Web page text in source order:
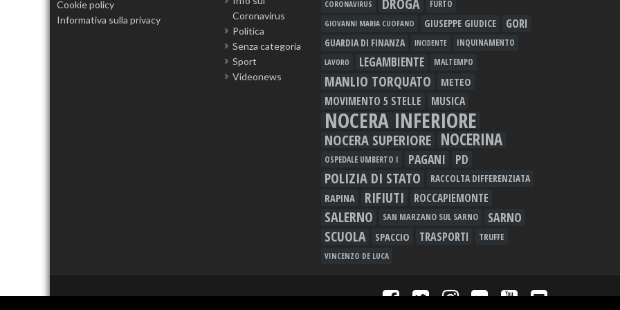
Cookie policy
Informativa sulla privacy
Coronavirus
Politica
Senza categoria
Sport
Videonews
CORONAVIRUS DROGA FURTO
GIOVANNI MARIA CUOFANO GIUSEPPE GIUDICE GORI
GUARDIA DI FINANZA INCIDENTE INQUINAMENTO
LAVORO LEGAMBIENTE MALTEMPO
MANLIO TORQUATO METEO
MOVIMENTO 5 STELLE MUSICA
NOCERA INFERIORE
NOCERA SUPERIORE NOCERINA
OSPEDALE UMBERTO I PAGANI PD
POLIZIA DI STATO RACCOLTA DIFFERENZIATA
RAPINA RIFIUTI ROCCAPIEMONTE
SALERNO SAN MARZANO SUL SARNO SARNO
SCUOLA SPACCIO TRASPORTI TRUFFE
VINCENZO DE LUCA